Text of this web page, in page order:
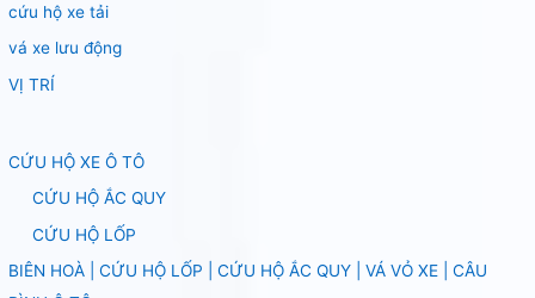
cứu hộ xe tải
vá xe lưu động
VỊ TRÍ
CỨU HỘ XE Ô TÔ
CỨU HỘ ẮC QUY
CỨU HỘ LỐP
BIÊN HOÀ | CỨU HỘ LỐP | CỨU HỘ ẮC QUY | VÁ VỎ XE | CÂU